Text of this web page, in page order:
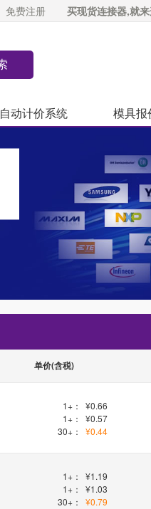
免费注册 买现货连接器,就
自动计价系统 模具报
单价(含税)
1+：
¥0.66
1+：
¥0.57
30+：
¥0.44
1+：
¥1.19
1+：
¥1.03
30+：
¥0.79